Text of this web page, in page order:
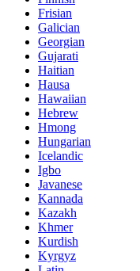
Frisian
Galician
Georgian
Gujarati
Haitian
Hausa
Hawaiian
Hebrew
Hmong
Hungarian
Icelandic
Igbo
Javanese
Kannada
Kazakh
Khmer
Kurdish
Kyrgyz